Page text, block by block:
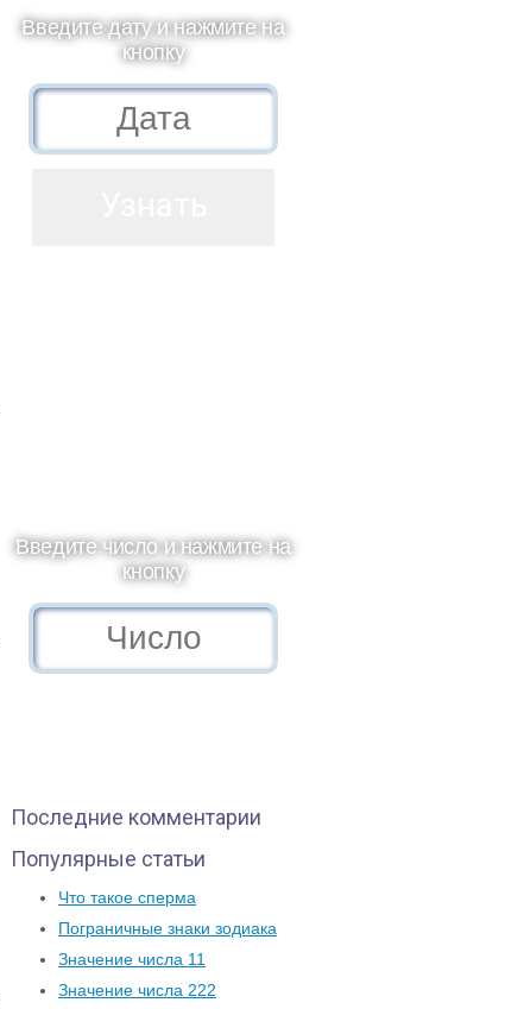
Введите дату и нажмите на
кнопку
Введите число и нажмите на
кнопку
Последние комментарии
Популярные статьи
Что такое сперма
Пограничные знаки зодиака
Значение числа 11
Значение числа 222